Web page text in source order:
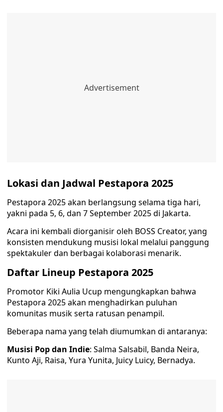
Lokasi dan Jadwal Pestapora 2025
Pestapora 2025 akan berlangsung selama tiga hari,
yakni pada 5, 6, dan 7 September 2025 di Jakarta.
Acara ini kembali diorganisir oleh BOSS Creator, yang
konsisten mendukung musisi lokal melalui panggung
spektakuler dan berbagai kolaborasi menarik.
Daftar Lineup Pestapora 2025
Promotor Kiki Aulia Ucup mengungkapkan bahwa
Pestapora 2025 akan menghadirkan puluhan
komunitas musik serta ratusan penampil.
Beberapa nama yang telah diumumkan di antaranya:
Musisi Pop dan Indie: Salma Salsabil, Banda Neira,
Kunto Aji, Raisa, Yura Yunita, Juicy Luicy, Bernadya.